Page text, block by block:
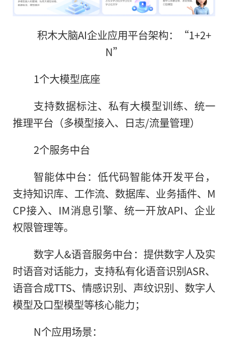
积木大脑AI企业应用平台架构：“1+2+
N”
1个大模型底座
支持数据标注、私有大模型训练、统一
推理平台（多模型接入、日志/流量管理）
2个服务中台
智能体中台：低代码智能体开发平台，
支持知识库、工作流、数据库、业务插件、M
CP接入、IM消息引擎、统一开放API、企业
权限管理等。
数字人&语音服务中台：提供数字人及实
时语音对话能力，支持私有化语音识别ASR、
语音合成TTS、情感识别、声纹识别、数字人
模型及口型模型等核心能力；
N个应用场景：